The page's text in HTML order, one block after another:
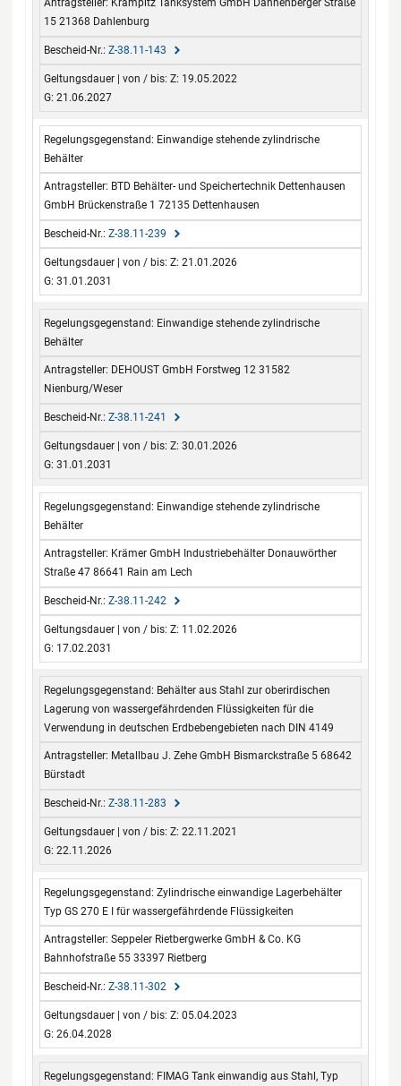
Krampitz Tanksystem GmbH Dannenberger Straße
15 21368 Dahlenburg
Z-38.11-143
Z: 19.05.2022
G: 21.06.2027
Einwandige stehende zylindrische
Behälter
BTD Behälter- und Speichertechnik Dettenhausen
GmbH Brückenstraße 1 72135 Dettenhausen
Z-38.11-239
Z: 21.01.2026
G: 31.01.2031
Einwandige stehende zylindrische
Behälter
DEHOUST GmbH Forstweg 12 31582
Nienburg/Weser
Z-38.11-241
Z: 30.01.2026
G: 31.01.2031
Einwandige stehende zylindrische
Behälter
Krämer GmbH Industriebehälter Donauwörther
Straße 47 86641 Rain am Lech
Z-38.11-242
Z: 11.02.2026
G: 17.02.2031
Behälter aus Stahl zur oberirdischen
Lagerung von wassergefährdenden Flüssigkeiten für die
Verwendung in deutschen Erdbebengebieten nach DIN 4149
Metallbau J. Zehe GmbH Bismarckstraße 5 68642
Bürstadt
Z-38.11-283
Z: 22.11.2021
G: 22.11.2026
Zylindrische einwandige Lagerbehälter
Typ GS 270 E I für wassergefährdende Flüssigkeiten
Seppeler Rietbergwerke GmbH & Co. KG
Bahnhofstraße 55 33397 Rietberg
Z-38.11-302
Z: 05.04.2023
G: 26.04.2028
FIMAG Tank einwandig aus Stahl, Typ